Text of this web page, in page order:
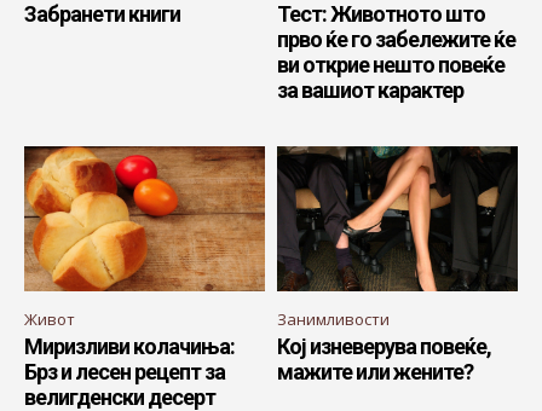
Забранети книги
Тест: Животното што
прво ќе го забележите ќе
ви открие нешто повеќе
за вашиот карактер
Живот
Миризливи колачиња:
Брз и лесен рецепт за
велигденски десерт
Занимливости
Кој изневерува повеќе,
мажите или жените?